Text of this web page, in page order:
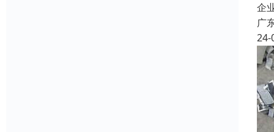
企
广
24-